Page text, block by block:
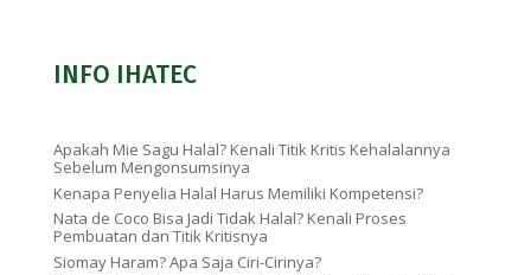
INFO IHATEC
Apakah Mie Sagu Halal? Kenali Titik Kritis Kehalalannya
Sebelum Mengonsumsinya
Kenapa Penyelia Halal Harus Memiliki Kompetensi?
Nata de Coco Bisa Jadi Tidak Halal? Kenali Proses
Pembuatan dan Titik Kritisnya
Siomay Haram? Apa Saja Ciri-Cirinya?